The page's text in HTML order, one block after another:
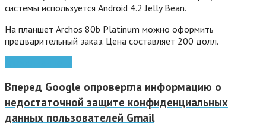
системы используется Android 4.2 Jelly Bean.
На планшет Archos 80b Platinum можно оформить
предварительный заказ. Цена составляет 200 долл.
Вперед Google опровергла информацию о
недостаточной защите конфиденциальных
данных пользователей Gmail